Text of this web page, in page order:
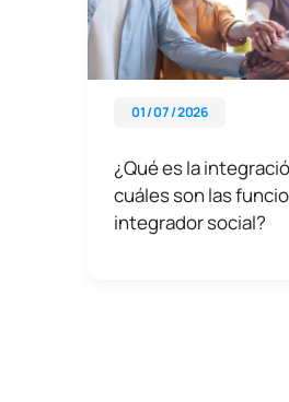
01 / 07 / 2026
¿Qué es la
cuáles son las
integrador social?